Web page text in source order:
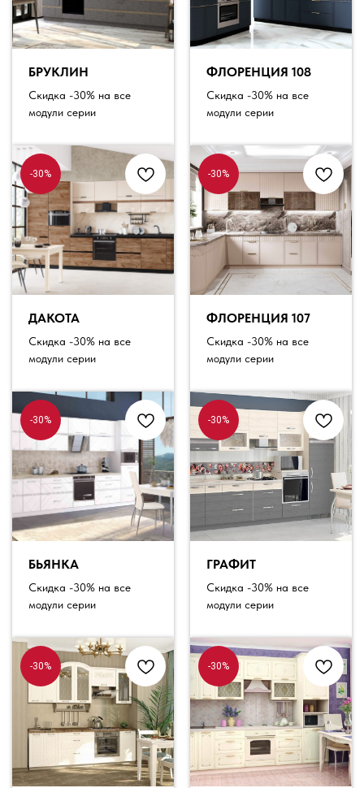
БРУКЛИН
Скидка -30% на все
модули серии
ФЛОРЕНЦИЯ 108
Скидка -30% на все
модули серии
-30%
ДАКОТА
Скидка -30% на все
модули серии
-30%
ФЛОРЕНЦИЯ 107
Скидка -30% на все
модули серии
-30%
БЬЯНКА
Скидка -30% на все
модули серии
-30%
ГРАФИТ
Скидка -30% на все
модули серии
-30% -30%